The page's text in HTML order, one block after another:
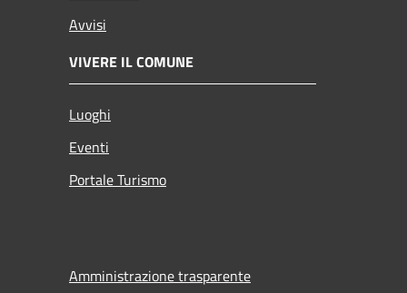
Avvisi
VIVERE IL COMUNE
Luoghi
Eventi
Portale Turismo
Amministrazione trasparente